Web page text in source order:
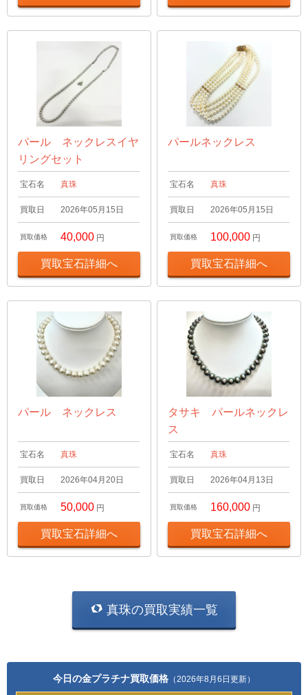
パール ネックレスイヤ
リングセット
宝石名 真珠
買取日 2026年05月15日
買取価格 40,000 円
買取宝石詳細へ
パールネックレス
宝石名 真珠
買取日 2026年05月15日
買取価格 100,000 円
買取宝石詳細へ
パール ネックレス
宝石名 真珠
買取日 2026年04月20日
買取価格 50,000 円
買取宝石詳細へ
タサキ パールネックレ
ス
宝石名 真珠
買取日 2026年04月13日
買取価格 160,000 円
買取宝石詳細へ
真珠の買取実績一覧
今日の金プラチナ買取価格 （2026年8月6日更新）